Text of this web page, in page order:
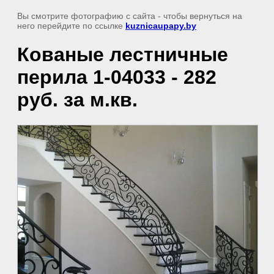
Вы смотрите фотографию с сайта - чтобы вернуться на
него перейдите по ссылке kuznicaupapy.by
Кованые лестничные
перила 1-04033 - 282
руб. за м.кв.